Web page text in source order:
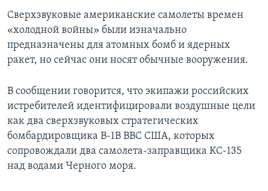
Сверхзвуковые американские самолеты времен
«холодной войны» были изначально
предназначены для атомных бомб и ядерных
ракет, но сейчас они носят обычные вооружения.
В сообщении говорится, что экипажи российских
истребителей идентифицировали воздушные цели
как два сверхзвуковых стратегических
бомбардировщика В-1В ВВС США, которых
сопровождали два самолета-заправщика KC-135
над водами Черного моря.